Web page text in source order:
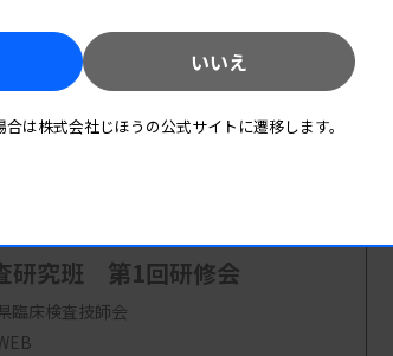
研究班 第1回研修会
臨床検査技師会
いいえ
は株式会社じほうの公式サイトに遷移します。